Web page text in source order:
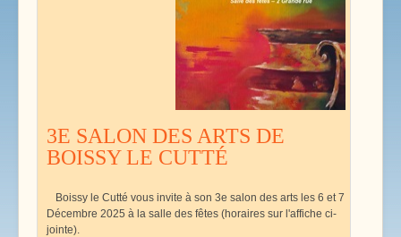
3E SALON DES ARTS DE
BOISSY LE CUTTÉ
Boissy le Cutté vous invite à son 3e salon des arts les 6 et 7
Décembre 2025 à la salle des fêtes (horaires sur l'affiche ci-
jointe).